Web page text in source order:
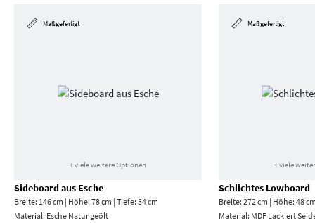
Maßgefertigt
+ viele weitere Optionen
Sideboard aus Esche
Breite: 146 cm | Höhe: 78 cm | Tiefe: 34 cm
Material: Esche Natur geölt
Maßgefertigt
+ viele
Schlichtes Lowboard
Breite: 272 cm | Höhe: 48
Material: MDF Lackiert